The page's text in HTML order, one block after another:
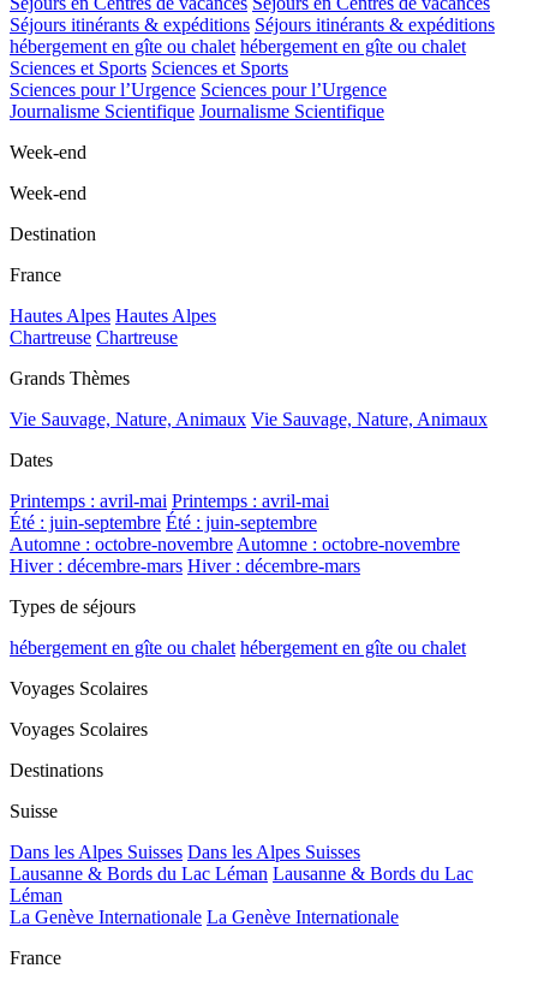
Séjours itinérants & expéditions Séjours itinérants & expéditions
hébergement en gîte ou chalet hébergement en gîte ou chalet
Sciences et Sports Sciences et Sports
Sciences pour l’Urgence Sciences pour l’Urgence
Journalisme Scientifique Journalisme Scientifique
Week-end
Week-end
Destination
France
Hautes Alpes Hautes Alpes
Chartreuse Chartreuse
Grands Thèmes
Vie Sauvage, Nature, Animaux Vie Sauvage, Nature, Animaux
Dates
Printemps : avril-mai Printemps : avril-mai
Été : juin-septembre Été : juin-septembre
Automne : octobre-novembre Automne : octobre-novembre
Hiver : décembre-mars Hiver : décembre-mars
Types de séjours
hébergement en gîte ou chalet hébergement en gîte ou chalet
Voyages Scolaires
Voyages Scolaires
Destinations
Suisse
Dans les Alpes Suisses Dans les Alpes Suisses
Lausanne & Bords du Lac Léman Lausanne & Bords du Lac
Léman
La Genève Internationale La Genève Internationale
France